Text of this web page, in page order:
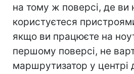
на тому ж поверсі, де ви
користуєтеся
якщо ви працюєте на
першому поверсі, не
маршрутизатор у центрі